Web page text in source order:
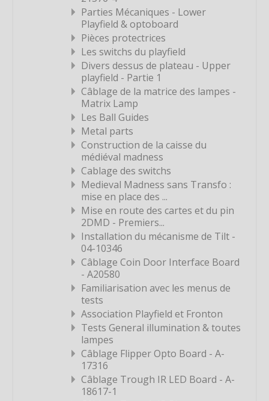
Étiquette
Étiquette
Étiquette
Étiquette
Étiquette
Étiquette
Étiquette
Étiquette
Étiquette
Étiquette
Étiquette
Étiquette
Étiquette
Étiquette
Étiquette
Étiquette
Étiquette
Étiquette
Étiquette
Étiquette
Étiquette
Parties Mécaniques - Lower
Playfield & optoboard
Pièces protectrices
Les switchs du playfield
Divers dessus de plateau - Upper
playfield - Partie 1
Câblage de la matrice des lampes -
Matrix Lamp
Les Ball Guides
Metal parts
Construction de la caisse du
médiéval madness
Cablage des switchs
Medieval Madness sans Transfo :
mise en place des ...
Mise en route des cartes et du pin
2DMD - Premiers...
Installation du mécanisme de Tilt -
04-10346
Câblage Coin Door Interface Board
- A20580
Familiarisation avec les menus de
tests
Association Playfield et Fronton
Tests General illumination & toutes
lampes
Câblage Flipper Opto Board - A-
17316
Câblage Trough IR LED Board - A-
18617-1